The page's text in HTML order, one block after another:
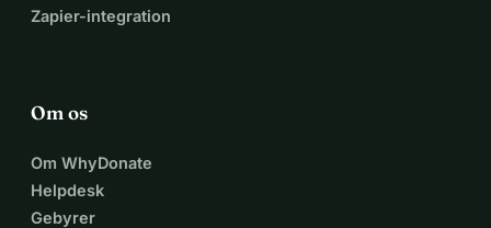
Zapier-integration
Om os
Om WhyDonate
Helpdesk
Gebyrer